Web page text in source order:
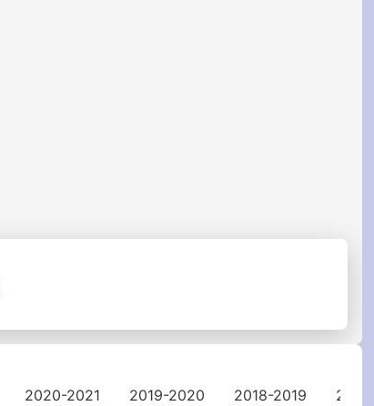
2020-2021 2019-2020 2018-2019